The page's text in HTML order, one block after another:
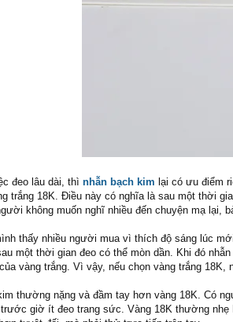
đeo lâu dài, thì nhẫn bạch kim lại có ưu điểm
trắng 18K. Điều này có nghĩa là sau một thời
không muốn nghĩ nhiều đến chuyện mạ lại,
thấy nhiều người mua vì thích độ sáng lúc
một thời gian đeo có thể mòn dần. Khi đó
vàng trắng. Vì vậy, nếu chọn vàng trắng
thường nặng và đầm tay hơn vàng 18K. Có
trước giờ ít đeo trang sức. Vàng 18K thường